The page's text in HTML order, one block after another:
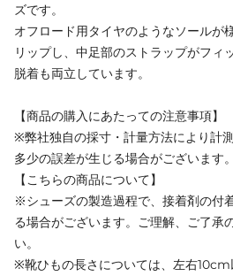
ズです。
オフロード用タイヤのようなソールが
リップし、中足部のストラップがフィ
脱着も両立しています。
【商品の購入にあたっての注意事項】
※弊社独自の採寸・計量方法により計
多少の誤差が生じる場合がございます。
【こちらの商品について】
※シューズの製造過程で、接着剤の付
る場合がございます。ご理解、ご了承
い。
※靴ひもの長さについては、左右